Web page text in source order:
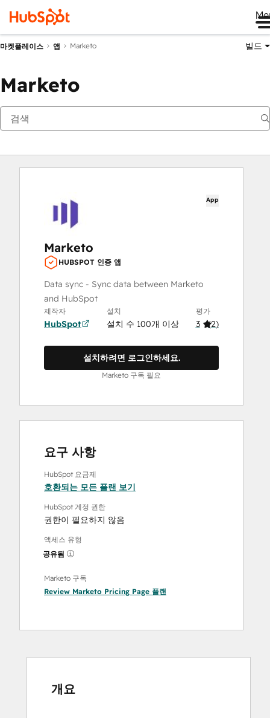
마켓플레이스 앱 Marketo 빌드
Marketo
App
Marketo
HUBSPOT 인증 앱
Data sync - Sync data between Marketo
and HubSpot
제작자
HubSpot
설치
설치 수 100개 이상
평가
3 (2)
설치하려면 로그인하세요.
Marketo 구독 필요
요구 사항
HubSpot 요금제
호환되는 모든 플랜 보기
HubSpot 계정 권한
권한이 필요하지 않음
액세스 유형
공유됨
Marketo 구독
Review Marketo Pricing Page 플랜
개요